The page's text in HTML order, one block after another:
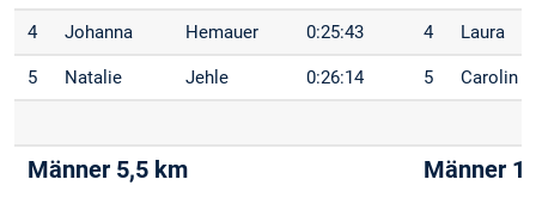
4 Johanna Hemauer 0:25:43 4 Laura
5 Natalie Jehle 0:26:14 5 Carolin
Männer 5,5 km Männer